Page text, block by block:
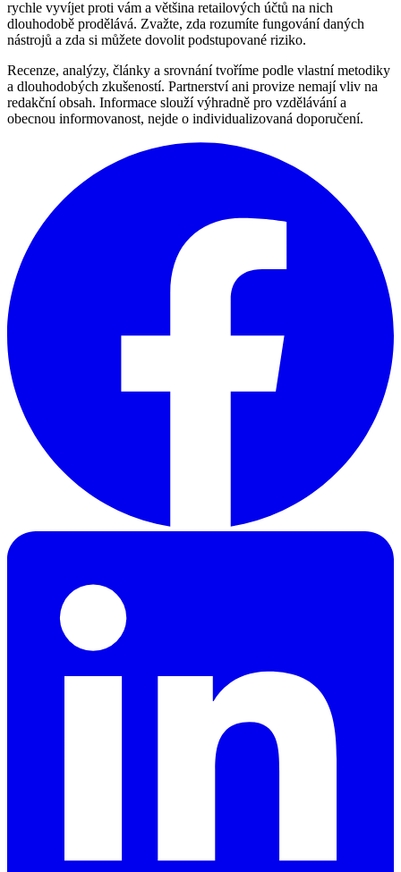
rychle vyvíjet proti vám a většina retailových účtů na nich
dlouhodobě prodělává. Zvažte, zda rozumíte fungování daných
nástrojů a zda si můžete dovolit podstupované riziko.
Recenze, analýzy, články a srovnání tvoříme podle vlastní metodiky
a dlouhodobých zkušeností. Partnerství ani provize nemají vliv na
redakční obsah. Informace slouží výhradně pro vzdělávání a
obecnou informovanost, nejde o individualizovaná doporučení.